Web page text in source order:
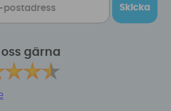
Skicka
oss gärna